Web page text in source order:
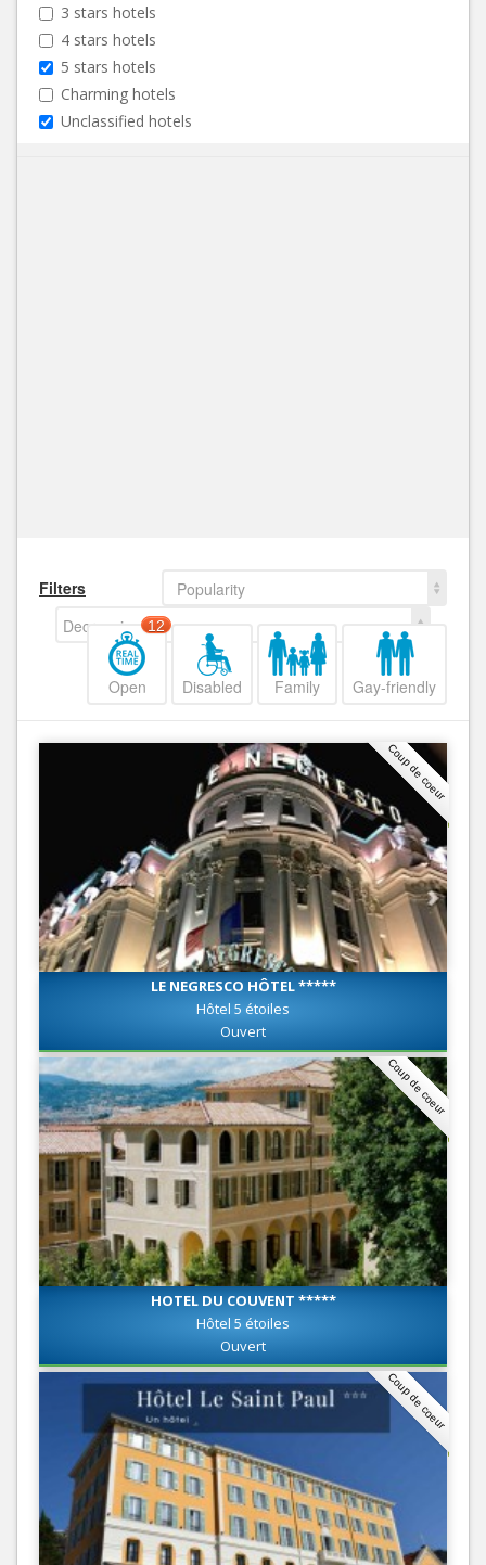
3 stars hotels
4 stars hotels
5 stars hotels
Charming hotels
Unclassified hotels
Filters
Popularity
Decreasing
Open
12
Disabled Family Gay-friendly
Coup de coeur
LE NEGRESCO HÔTEL *****
Hôtel 5 étoiles
Ouvert
Coup de coeur
HOTEL DU COUVENT *****
Hôtel 5 étoiles
Ouvert
Coup de coeur